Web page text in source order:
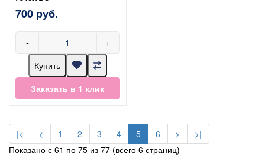
700 руб.
- +
Купить
Заказать в 1 клик
|< < 1 2 3 4 5 6 >
>|
Показано с 61 по 75 из 77 (всего 6 страниц)